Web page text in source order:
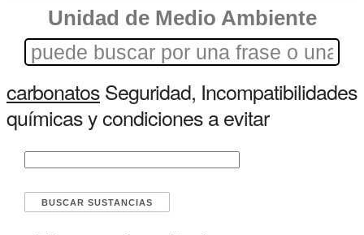
Unidad de Medio Ambiente
carbonatosSeguridad, Incompatibilidades
químicas y condiciones a evitar